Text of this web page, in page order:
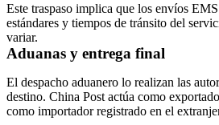
Este traspaso implica que los envíos
estándares y tiempos de tránsito del
variar.
Aduanas y entrega final
El despacho aduanero lo realizan las
destino. China Post actúa como
como importador registrado en el